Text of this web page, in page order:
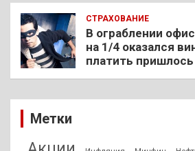
СТРАХОВАНИЕ
В ограблении
на 1/4 оказался
платить
Метки